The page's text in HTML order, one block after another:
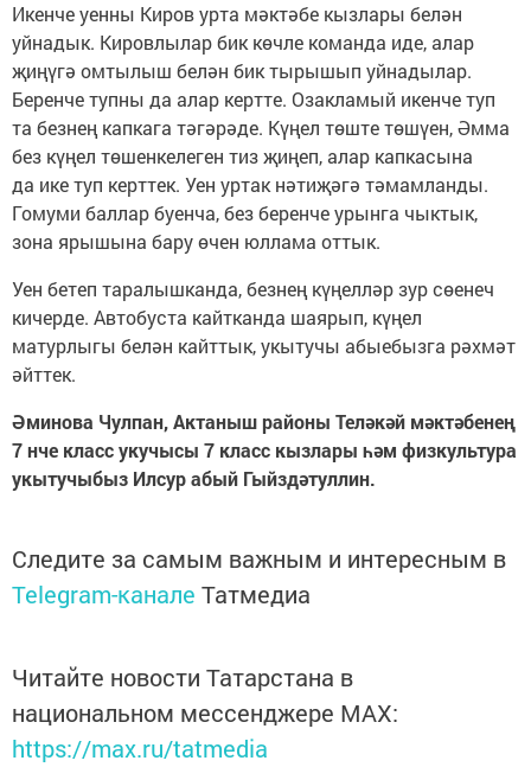
Икенче уенны Киров урта мәктәбе кызлары белән
уйнадык. Кировлылар бик көчле команда иде, алар
җиңүгә омтылыш белән бик тырышып уйнадылар.
Беренче тупны да алар кертте. Озакламый икенче туп
та безнең капкага тәгәрәде. Күңел төште төшүен, Әмма
без күңел төшенкелеген тиз җиңеп, алар капкасына
да ике туп керттек. Уен уртак нәтиҗәгә тәмамланды.
Гомуми баллар буенча, без беренче урынга чыктык,
зона ярышына бару өчен юллама оттык.
Уен бетеп таралышканда, безнең күңелләр зур сөенеч
кичерде. Автобуста кайтканда шаярып, күңел
матурлыгы белән кайттык, укытучы абыебызга рәхмәт
әйттек.
Әминова Чулпан, Актаныш районы Теләкәй мәктәбенең
7 нче класс укучысы 7 класс кызлары һәм физкультура
укытучыбыз Илсур абый Гыйздәтуллин.
Следите за самым важным и интересным в
Telegram-канале Татмедиа
Читайте новости Татарстана в
национальном мессенджере MАХ:
https://max.ru/tatmedia